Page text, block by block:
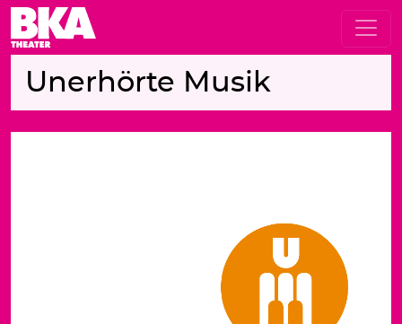
Unerhörte Musik